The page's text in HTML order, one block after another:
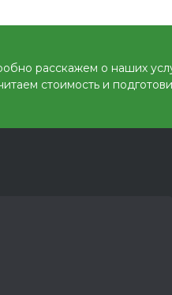
расскажем о наших
стоимость и